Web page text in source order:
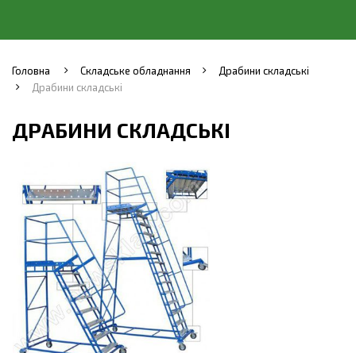
Головна Складське обладнання
Драбини складські
Драбини складські
ДРАБИНИ СКЛАДСЬКІ